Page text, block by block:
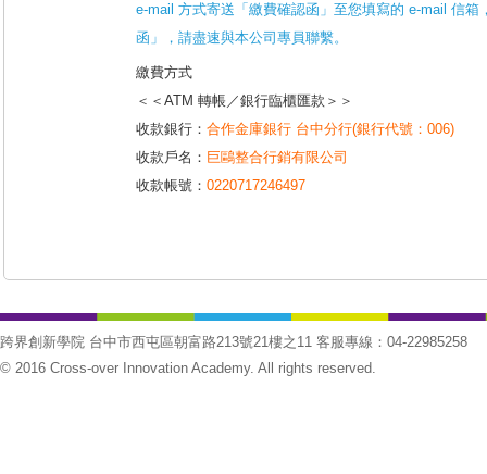
e-mail 方式寄送「繳費確認函」至您填寫的 e-mail 信
函」，請盡速與本公司專員聯繫。
繳費方式
＜＜ATM 轉帳／銀行臨櫃匯款＞＞
收款銀行：合作金庫銀行 台中分行(銀行代號：006)
收款戶名： 巨鷗整合行銷有限公司
收款帳號：0220717246497
跨界創新學院 台中市西屯區朝富路213號21樓之11 客服專線：04-22985258
© 2016 Cross-over Innovation Academy. All rights reserved.